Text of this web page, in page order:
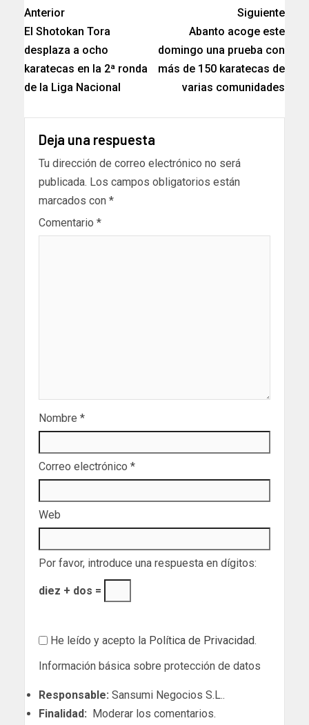
Anterior
El Shotokan Tora
desplaza a ocho
karatecas en la 2ª ronda
de la Liga Nacional
Siguiente
Abanto acoge este
domingo una prueba con
más de 150 karatecas de
varias comunidades
Deja una respuesta
Tu dirección de correo electrónico no será
publicada. Los campos obligatorios están
marcados con *
Comentario *
Nombre *
Correo electrónico *
Web
Por favor, introduce una respuesta en dígitos:
diez + dos =
He leído y acepto la Política de Privacidad.
Información básica sobre protección de datos
Responsable: Sansumi Negocios S.L..
Finalidad: Moderar los comentarios.